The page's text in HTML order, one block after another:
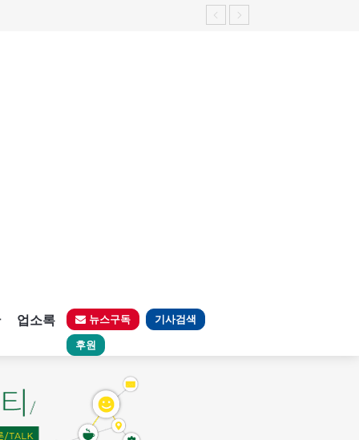
업소록 뉴스구독 기사검색
후원